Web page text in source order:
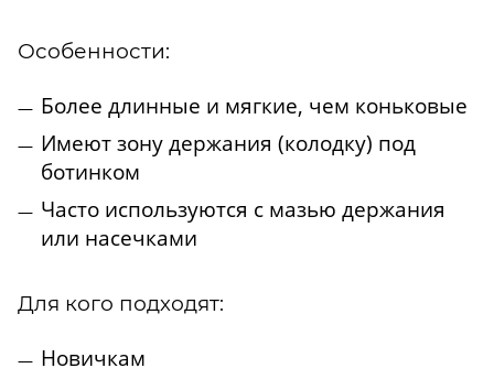
Особенности:
Более длинные и мягкие, чем коньковые
Имеют зону держания (колодку) под
ботинком
Часто используются с мазью держания
или насечками
Для кого подходят:
Новичкам